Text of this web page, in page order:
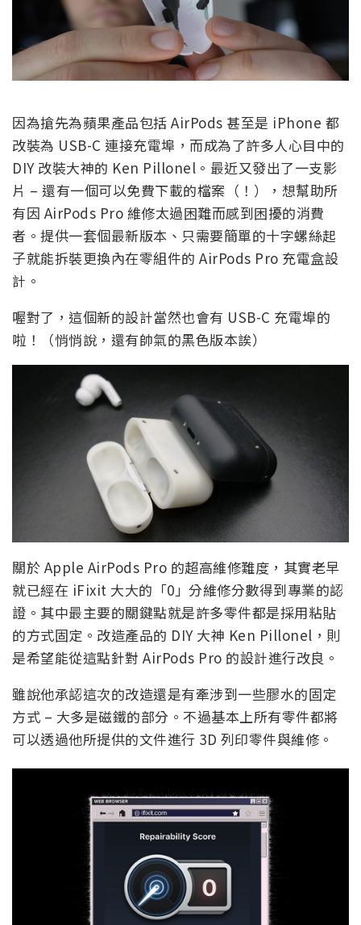
因為搶先為蘋果產品包括 AirPods 甚至是 iPhone 都
改裝為 USB-C 連接充電埠，而成為了許多人心目中的
DIY 改裝大神的 Ken Pillonel。最近又發出了一支影
片 – 還有一個可以免費下載的檔案（！），想幫助所
有因 AirPods Pro 維修太過困難而感到困擾的消費
者。提供一套個最新版本、只需要簡單的十字螺絲起
子就能拆裝更換內在零組件的 AirPods Pro 充電盒設
計。
喔對了，這個新的設計當然也會有 USB-C 充電埠的
啦！（悄悄說，還有帥氣的黑色版本誒）
關於 Apple AirPods Pro 的超高維修難度，其實老早
就已經在 iFixit 大大的「0」分維修分數得到專業的認
證。其中最主要的關鍵點就是許多零件都是採用粘貼
的方式固定。改造產品的 DIY 大神 Ken Pillonel，則
是希望能從這點針對 AirPods Pro 的設計進行改良。
雖說他承認這次的改造還是有牽涉到一些膠水的固定
方式 – 大多是磁鐵的部分。不過基本上所有零件都將
可以透過他所提供的文件進行 3D 列印零件與維修。